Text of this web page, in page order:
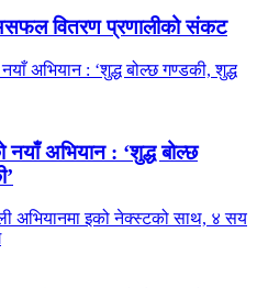
असफल वितरण प्रणालीको संकट
नयाँ अभियान : ‘शुद्ध बोल्छ